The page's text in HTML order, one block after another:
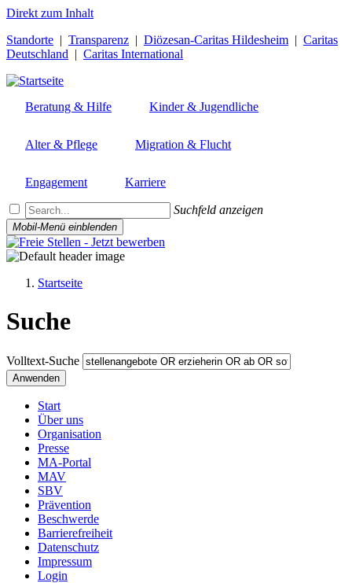
Direkt zum Inhalt
Standorte | Transparenz | Diözesan-Caritas Hildesheim | Caritas
Deutschland | Caritas International
Beratung & Hilfe Kinder & Jugendliche
Alter & Pflege Migration & Flucht
Engagement Karriere
Suchfeld anzeigen
Mobil-Menü einblenden
Startseite
Suche
Volltext-Suche
Menu
Footer
Start
Über uns
Organisation
Presse
MA-Portal
MAV
SBV
Prävention
Beschwerde
Barrierefreiheit
Datenschutz
Impressum
Login